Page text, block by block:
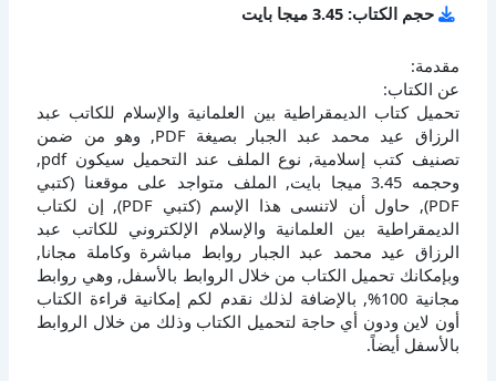
حجم الكتاب: 3.45 ميجا بايت
مقدمة:
عن الكتاب:
تحميل كتاب الديمقراطية بين العلمانية والإسلام للكاتب عبد
الرزاق عيد محمد عبد الجبار بصيغة PDF, وهو من ضمن
تصنيف كتب إسلامية, نوع الملف عند التحميل سيكون pdf,
وحجمه 3.45 ميجا بايت, الملف متواجد على موقعنا (كتبي
PDF), حاول أن لاتنسى هذا الإسم (كتبي PDF), إن لكتاب
الديمقراطية بين العلمانية والإسلام الإلكتروني للكاتب عبد
الرزاق عيد محمد عبد الجبار روابط مباشرة وكاملة مجانا,
وبإمكانك تحميل الكتاب من خلال الروابط بالأسفل, وهي روابط
مجانية 100%, بالإضافة لذلك نقدم لكم إمكانية قراءة الكتاب
أون لاين ودون أي حاجة لتحميل الكتاب وذلك من خلال الروابط
بالأسفل أيضاً.